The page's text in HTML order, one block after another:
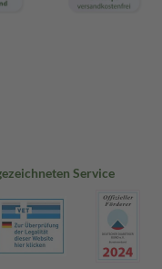
Service